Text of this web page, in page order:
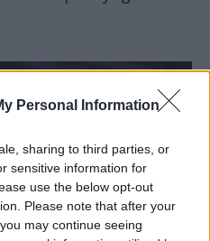
Personal Information
sharing to third parties, or
sensitive information for
use the below opt-out
Please note that after your
may continue seeing